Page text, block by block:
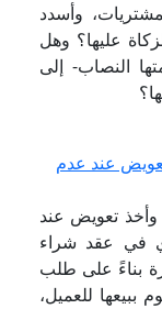
وأسدد
عليها؟ وهل
النصاب- إلى
عند عدم
تعويض عند
في عقد شراء
بناءً على طلب
ببيعها للعميل،